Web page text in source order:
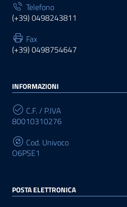
Telefono
(+39) 0498243811
Fax
(+39) 0498754647
INFORMAZIONI
C.F. / P.IVA
80010310276
Cod. Univoco
O6PSE1
POSTA ELETTRONICA